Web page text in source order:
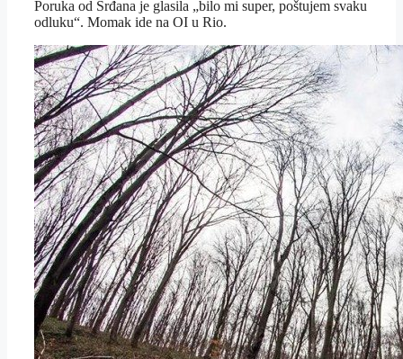
Poruka od Srđana je glasila „bilo mi super, poštujem svaku
odluku“. Momak ide na OI u Rio.